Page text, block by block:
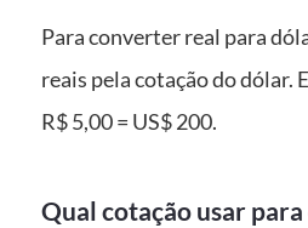
Para converter real para
reais pela cotação do dólar.
R$ 5,00 = US$ 200.
Qual cotação usar